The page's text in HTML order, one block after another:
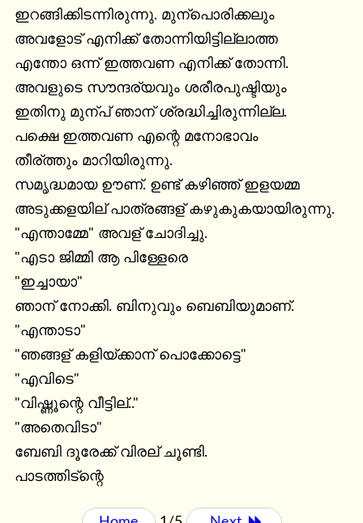
ഇറങ്ങിക്കിടന്നിരുന്നു. മുന്പൊരിക്കലും
അവളോട് എനിക്ക് തോന്നിയിട്ടില്ലാത്ത
എന്തോ ഒന്ന് ഇത്തവണ എനിക്ക് തോന്നി.
അവളുടെ സൗന്ദര്യവും ശരീരപുഷ്ടിയും
ഇതിനു മുന്പ് ഞാന് ശ്രദ്ധിച്ചിരുന്നില്ല.
പക്ഷെ ഇത്തവണ എന്റെ മനോഭാവം
തീര്ത്തും മാറിയിരുന്നു.
സമൃദ്ധമായ ഊണ്. ഉണ്ട് കഴിഞ്ഞ് ഇളയമ്മ
അടുക്കളയില് പാത്രങ്ങള് കഴുകുകയായിരുന്നു.
"എന്താമ്മേ" അവള് ചോദിച്ചു.
"എടാ ജിമ്മി ആ പിള്ളേരെ
"ഇച്ചായാ"
ഞാന് നോക്കി. ബിനുവും ബെബിയുമാണ്.
"എന്താടാ"
"ഞങ്ങള് കളിയ്ക്കാന് പൊക്കോട്ടെ"
"എവിടെ"
"വിഷ്ണൂന്റെ വീട്ടില്.."
"അതെവിടാ"
ബേബി ദൂരേക്ക് വിരല് ചൂണ്ടി.
പാടത്തിട്ന്റെ